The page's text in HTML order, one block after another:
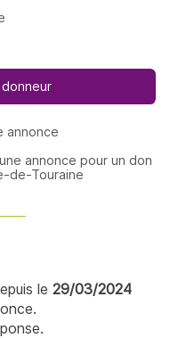
annonce
annonce pour un don
de-Touraine
le 29/03/2024